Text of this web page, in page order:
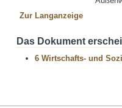
Zur Langanzeige
Das Dokument
6 Wirtschafts- und